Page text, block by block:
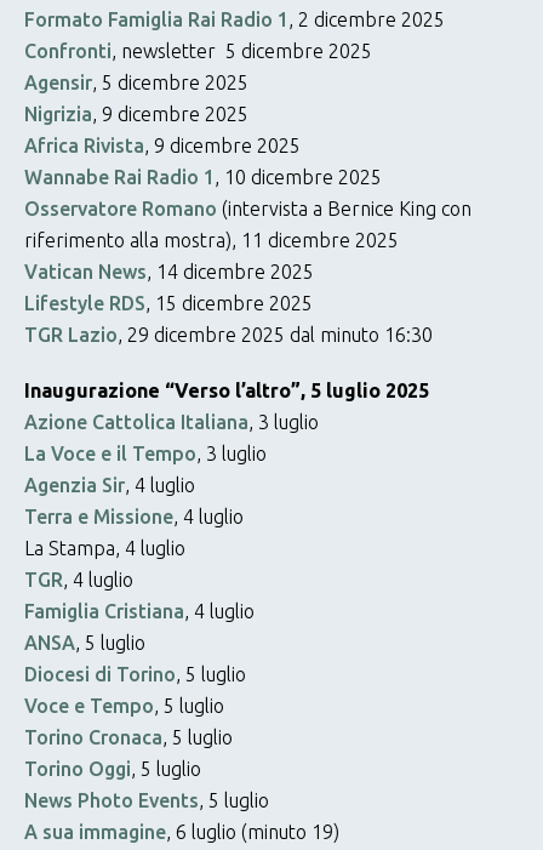
Formato Famiglia Rai Radio 1 , 2 dicembre 2025
Confronti, newsletter 5 dicembre 2025
Agensir, 5 dicembre 2025
Nigrizia, 9 dicembre 2025
Africa Rivista, 9 dicembre 2025
Wannabe Rai Radio 1 , 10 dicembre 2025
Osservatore Romano (intervista a Bernice King con
riferimento alla mostra), 11 dicembre 2025
Vatican News, 14 dicembre 2025
Lifestyle RDS, 15 dicembre 2025
TGR Lazio, 29 dicembre 2025 dal minuto 16:30
Inaugurazione “Verso l’altro”, 5 luglio 2025
Azione Cattolica Italiana, 3 luglio
La Voce e il Tempo, 3 luglio
Agenzia Sir, 4 luglio
Terra e Missione, 4 luglio
La Stampa, 4 luglio
TGR, 4 luglio
Famiglia Cristiana, 4 luglio
ANSA, 5 luglio
Diocesi di Torino, 5 luglio
Voce e Tempo, 5 luglio
Torino Cronaca, 5 luglio
Torino Oggi, 5 luglio
News Photo Events, 5 luglio
A sua immagine, 6 luglio (minuto 19)